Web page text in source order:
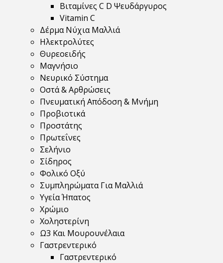
Βιταμίνες C D Ψευδάργυρος
Vitamin C
Δέρμα Νύχια Μαλλιά
Ηλεκτρολύτες
Θυρεοειδής
Μαγνήσιο
Νευρικό Σύστημα
Οστά & Αρθρώσεις
Πνευματική Απόδοση & Μνήμη
Προβιοτικά
Προστάτης
Πρωτεΐνες
Σελήνιο
Σίδηρος
Φολικό Οξύ
Συμπληρώματα Για Μαλλιά
Υγεία Ήπατος
Χρώμιο
Χοληστερίνη
Ω3 Και Μουρουνέλαια
Γαστρεντερικό
Γαστρεντερικό